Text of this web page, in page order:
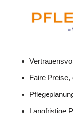
Faire Preise,
Langfristige